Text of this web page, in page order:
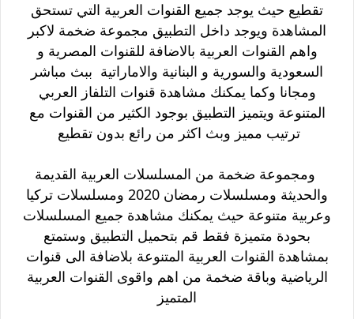
تقطيع حيث يوجد جميع القنوات العربية التي تستحق
المشاهدة ويوجد داخل التطبيق مجموعة ضخمة لاكبر
واهم القنوات العربية بالاضافة للقنوات المصرية و
السعودية والسورية و البنانية والاماراتية ببث مباشر
ومجانا وكما يمكنك مشاهدة قنوات التلفاز العربي
المتنوعة ويتميز التطبيق بوجود الكثير من القنوات مع
ترتيب مميز وبث اكثر من رائع بدون تقطيع
ومجموعة ضخمة من المسلسلات العربية القديمة
والحديثة ومسلسلات رمضان 2020
ومسلسلات تركيا
وعربية متنوعة حيث يمكنك مشاهدة جميع المسلسلات
بحودة متميزة فقط قم بتحميل التطبيق وستمتع
بمشاهدة القنوات العربية المتنوعة بلاضافة الى قنوات
الرياضية وباقة ضخمة من اهم واقوى القنوات العربية
المتميز